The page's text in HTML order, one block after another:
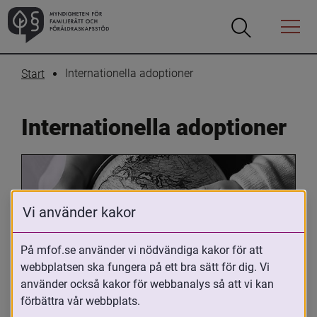
Öppna
Öppna
Menyn
Start Internationella adoptioner
Internationella adoptioner
Oavsett om du är adopterad,
adoptivförälder eller arbetar med
Vi använder kakor
På mfof.se använder vi nödvändiga kakor för att
webbplatsen ska fungera på ett bra sätt för dig. Vi
använder också kakor för webbanalys så att vi kan
förbättra vår webbplats.